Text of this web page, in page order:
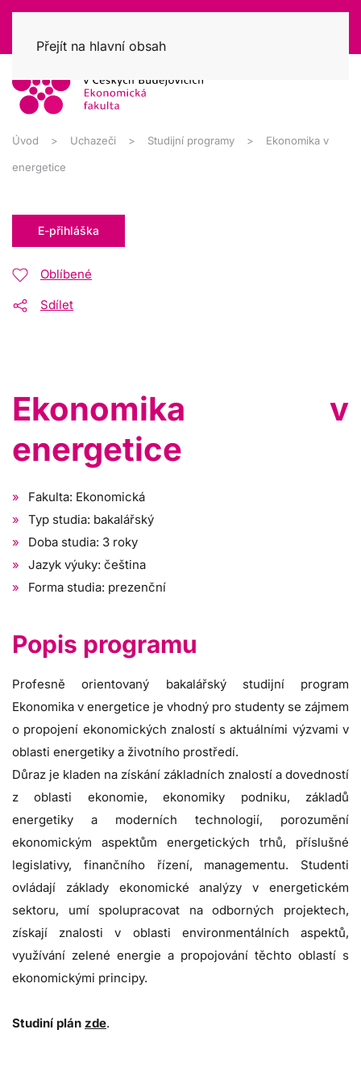
Přejít na hlavní obsah
Úvod Uchazeči Studijní programy Ekonomika v
energetice
E-přihláška
Oblíbené
Sdílet
Ekonomika v
energetice
Fakulta: Ekonomická
Typ studia: bakalářský
Doba studia: 3 roky
Jazyk výuky: čeština
Forma studia: prezenční
Popis programu
Profesně orientovaný bakalářský studijní program
Ekonomika v energetice je vhodný pro studenty se zájmem
o propojení ekonomických znalostí s aktuálními výzvami v
oblasti energetiky a životního prostředí.
Důraz je kladen na získání základních znalostí a dovedností
z oblasti ekonomie, ekonomiky podniku, základů
energetiky a moderních technologií, porozumění
ekonomickým aspektům energetických trhů, příslušné
legislativy, finančního řízení, managementu. Studenti
ovládají základy ekonomické analýzy v energetickém
sektoru, umí spolupracovat na odborných projektech,
získají znalosti v oblasti environmentálních aspektů,
využívání zelené energie a propojování těchto oblastí s
ekonomickými principy.
Studiní plán zde.